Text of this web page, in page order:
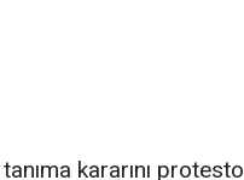
kararını protesto